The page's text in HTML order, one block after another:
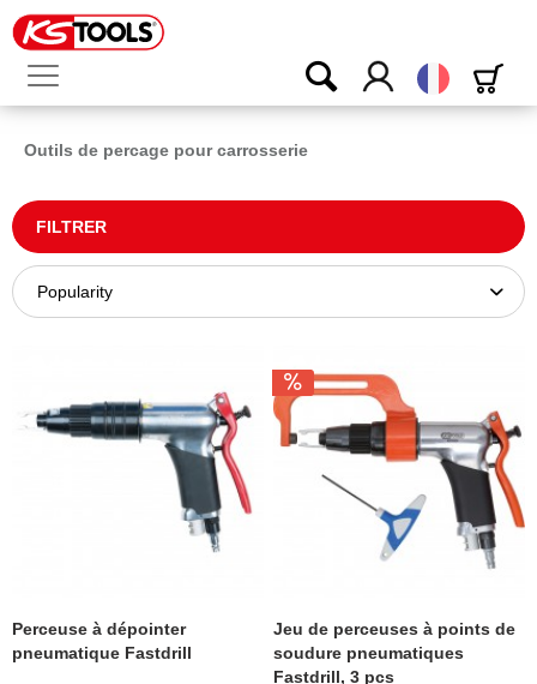
Français
Outils de percage pour carrosserie
FILTRER
Perceuse à dépointer
pneumatique Fastdrill
Jeu de perceuses à points de
soudure pneumatiques
Fastdrill, 3 pcs